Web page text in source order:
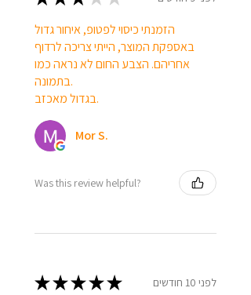
הזמנתי כיסוי לפטופ, איחור גדול
באספקת המוצר, הייתי צריכה לרדוף
אחריהם. הצבע החום לא נראה כמו
בתמונה.
בגדול מאכזב.
Mor S.
Was this review helpful?
★★★★★ לפני 10 חודשים